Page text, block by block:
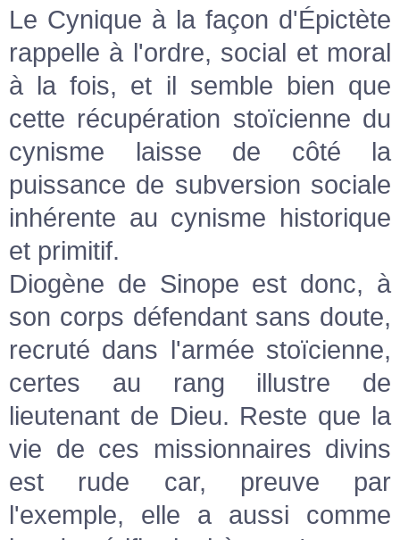
Le Cynique à la façon d'Épictète
rappelle à l'ordre, social et moral
à la fois, et il semble bien que
cette récupération stoïcienne du
cynisme laisse de côté la
puissance de subversion sociale
inhérente au cynisme historique
et primitif.
Diogène de Sinope est donc, à
son corps défendant sans doute,
recruté dans l'armée stoïcienne,
certes au rang illustre de
lieutenant de Dieu. Reste que la
vie de ces missionnaires divins
est rude car, preuve par
l'exemple, elle a aussi comme